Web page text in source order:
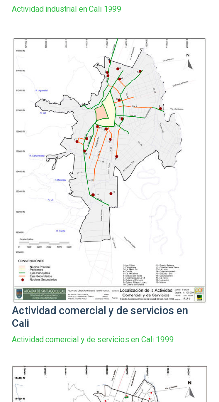
Actividad industrial en Cali 1999
Actividad comercial y de servicios en
Cali
Actividad comercial y de servicios en Cali 1999